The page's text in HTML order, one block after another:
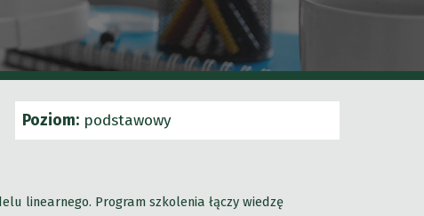
Poziom: podstawowy
linearnego. Program szkolenia łączy wiedzę